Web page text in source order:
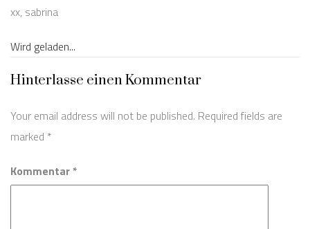
xx, sabrina
Wird geladen...
Hinterlasse einen Kommentar
Your email address will not be published. Required fields are
marked *
Kommentar *